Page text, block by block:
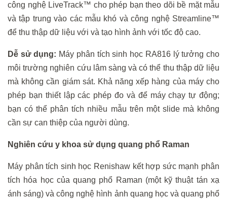
công nghệ LiveTrack™ cho phép bạn theo dõi bề mặt mẫu
và tập trung vào các mẫu khó và công nghệ Streamline™
để thu thập dữ liệu với và tạo hình ảnh với tốc độ cao.
Dễ sử dụng: Máy phân tích sinh học RA816 lý tưởng cho
môi trường nghiên cứu lâm sàng và có thể thu thập dữ liệu
mà không cần giám sát. Khả năng xếp hàng của máy cho
phép bạn thiết lập các phép đo và để máy chạy tự động;
bạn có thể phân tích nhiều mẫu trên một slide mà không
cần sự can thiệp của người dùng.
Nghiên cứu y khoa sử dụng quang phổ Raman
Máy phân tích sinh học Renishaw kết hợp sức mạnh phân
tích hóa học của quang phổ Raman (một kỹ thuật tán xạ
ánh sáng) và công nghệ hình ảnh quang học và quang phổ